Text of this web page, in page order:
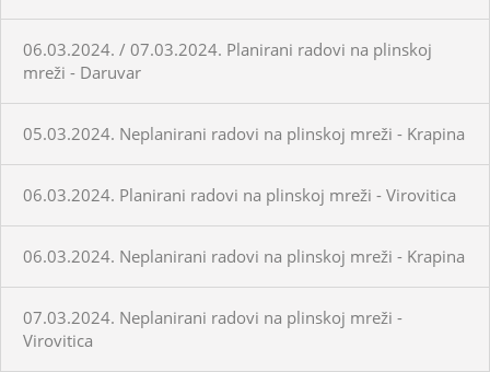
06.03.2024. / 07.03.2024. Planirani radovi na plinskoj
mreži - Daruvar
05.03.2024. Neplanirani radovi na plinskoj mreži - Krapina
06.03.2024. Planirani radovi na plinskoj mreži - Virovitica
06.03.2024. Neplanirani radovi na plinskoj mreži - Krapina
07.03.2024. Neplanirani radovi na plinskoj mreži -
Virovitica